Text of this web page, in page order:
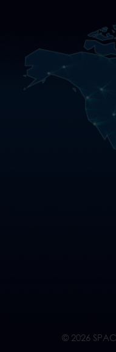
© 2026